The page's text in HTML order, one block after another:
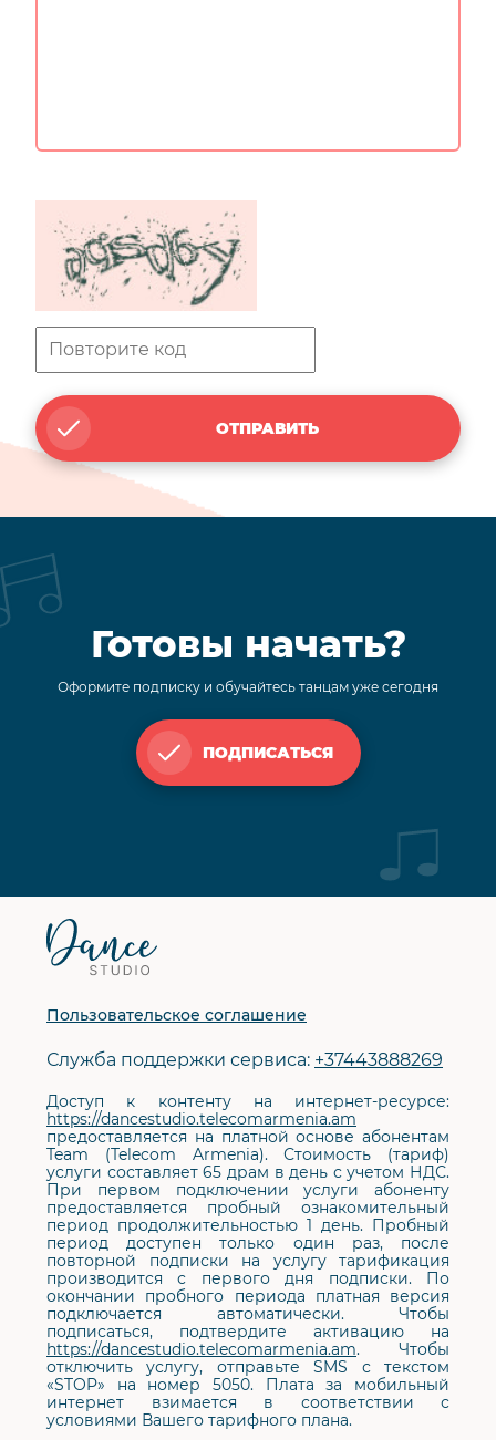
ОТПРАВИТЬ
Готовы начать?
Оформите подписку и обучайтесь танцам уже сегодня
ПОДПИСАТЬСЯ
Футер
сайта
Пользовательское соглашение
Служба поддержки сервиса: +37443888269
Доступ к контенту на интернет-ресурсе:
https://dancestudio.telecomarmenia.am
предоставляется на платной основе абонентам
Team (Telecom Armenia). Стоимость (тариф)
услуги составляет 65 драм в день с учетом НДС.
При первом подключении услуги абоненту
предоставляется пробный ознакомительный
период продолжительностью 1 день. Пробный
период доступен только один раз, после
повторной подписки на услугу тарификация
производится с первого дня подписки. По
окончании пробного периода платная версия
подключается автоматически. Чтобы
подписаться, подтвердите активацию на
https://dancestudio.telecomarmenia.am. Чтобы
отключить услугу, отправьте SMS с текстом
«STOP» на номер 5050. Плата за мобильный
интернет взимается в соответствии с
условиями Вашего тарифного плана.